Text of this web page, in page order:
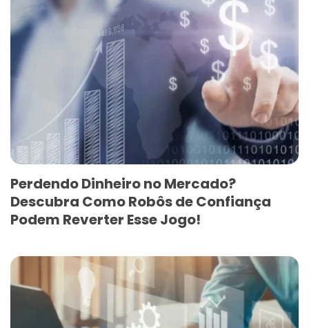
Perdendo Dinheiro no Mercado?
Descubra Como Robôs de Confiança
Podem Reverter Esse Jogo!